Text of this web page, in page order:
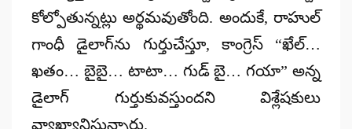
కోల్పోతున్నట్లు అర్థమవుతోంది. అందుకే, రాహుల్
గాంధీ డైలాగ్‌ను గుర్తుచేస్తూ, కాంగ్రెస్ “ఖేల్…
ఖతం… బైబై… టాటా… గుడ్ బై… గయా” అన్న
డైలాగ్ గుర్తుకువస్తుందని విశ్లేషకులు
వ్యాఖ్యానిస్తున్నారు.